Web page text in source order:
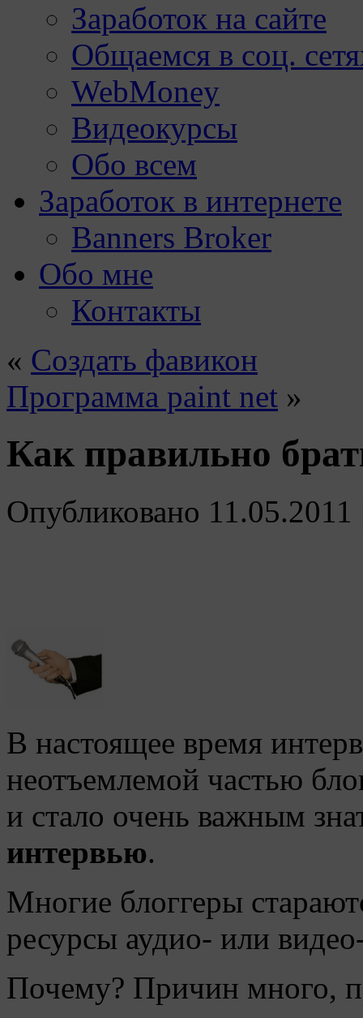
Заработок на сайте
Общаемся в соц.
WebMoney
Видеокурсы
Обо всем
Заработок в интернете
Banners Broker
Обо мне
Контакты
« Создать фавикон
Программа paint net »
Как правильно
Опубликовано 11.05.2011
В настоящее время
неотъемлемой частью
и стало очень важным
интервью.
Многие блоггеры
ресурсы аудио- или
Почему? Причин много,